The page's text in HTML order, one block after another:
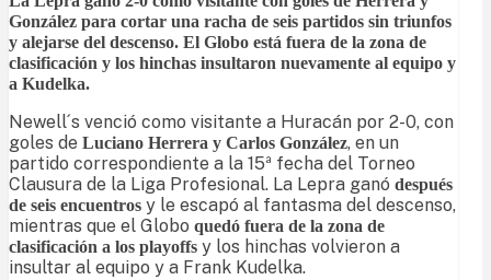
González para cortar una racha de seis partidos sin triunfos
y alejarse del descenso. El Globo está fuera de la zona de
clasificación y los hinchas insultaron nuevamente al equipo y
a Kudelka.
Newell´s venció como visitante a Huracán por 2-0, con
goles de Luciano Herrera y Carlos González, en un
partido correspondiente a la 15ª fecha del Torneo
Clausura de la Liga Profesional. La Lepra ganó después
de seis encuentros y le escapó al fantasma del descenso,
mientras que el Globo quedó fuera de la zona de
clasificación a los playoffs y los hinchas volvieron a
insultar al equipo y a Frank Kudelka.